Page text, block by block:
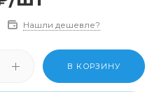
Нашли дешевле?
В КОРЗИНУ